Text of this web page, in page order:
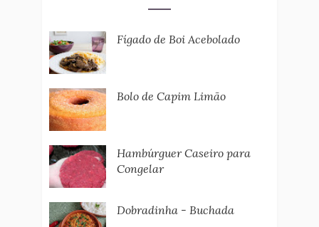
Fígado de Boi Acebolado
Bolo de Capim Limão
Hambúrguer Caseiro para
Congelar
Dobradinha - Buchada